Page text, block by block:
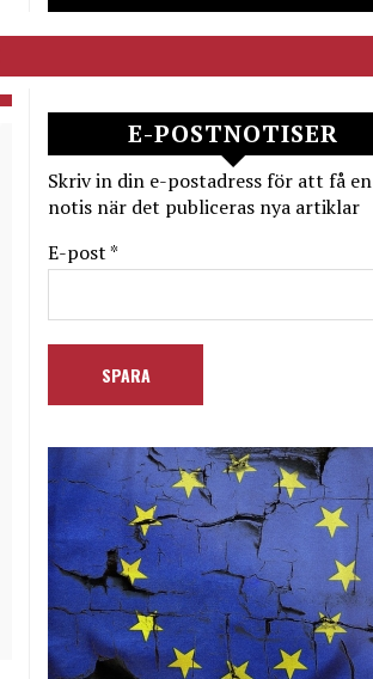
E-POSTNOTISER
Skriv in din e-postadress för att få en
notis när det publiceras nya artiklar
E-post *